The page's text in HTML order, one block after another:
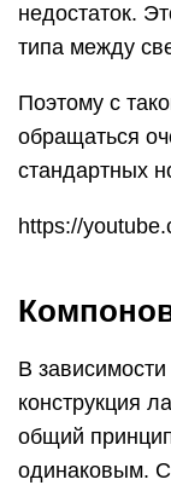
недостаток.
типа между
Поэтому с
обращаться
стандартных
https://
В
конструкция
общий
одинаковым.